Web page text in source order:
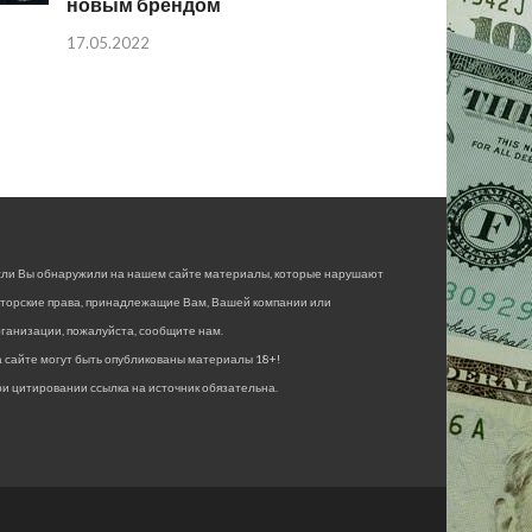
17.05.2022
Вы обнаружили на нашем сайте материалы, которые нарушают
права, принадлежащие Вам, Вашей компании или
пожалуйста, сообщите нам.
сайте могут быть опубликованы материалы 18+!
цитировании ссылка на источник обязательна.